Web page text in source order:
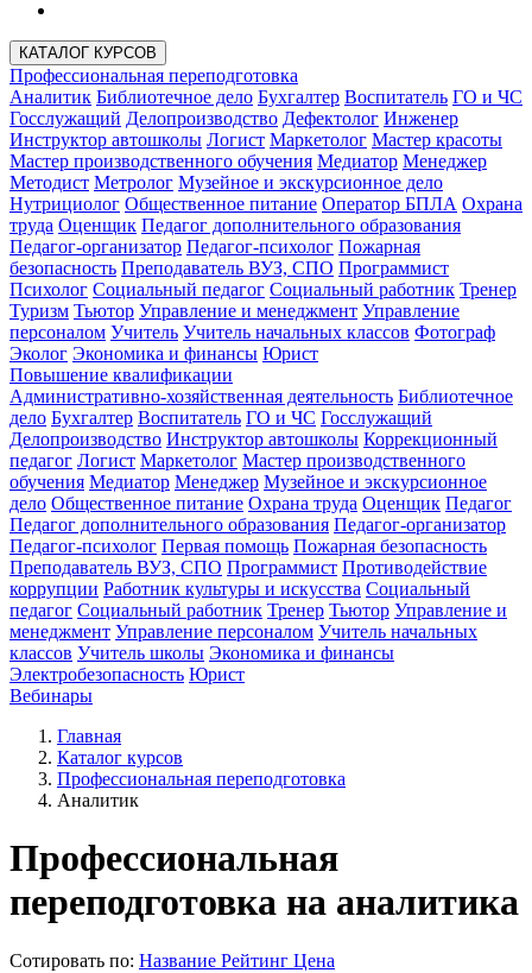
КАТАЛОГ КУРСОВ
Профессиональная переподготовка
Аналитик Библиотечное дело Бухгалтер Воспитатель ГО и ЧС
Госслужащий Делопроизводство Дефектолог Инженер
Инструктор автошколы Логист Маркетолог Мастер красоты
Мастер производственного обучения Медиатор Менеджер
Методист Метролог Музейное и экскурсионное дело
Нутрициолог Общественное питание Оператор БПЛА Охрана
труда Оценщик Педагог дополнительного образования
Педагог-организатор Педагог-психолог Пожарная
безопасность Преподаватель ВУЗ, СПО Программист
Психолог Социальный педагог Социальный работник Тренер
Туризм Тьютор Управление и менеджмент Управление
персоналом Учитель Учитель начальных классов Фотограф
Эколог Экономика и финансы Юрист
Повышение квалификации
Административно-хозяйственная деятельность Библиотечное
дело Бухгалтер Воспитатель ГО и ЧС Госслужащий
Делопроизводство Инструктор автошколы Коррекционный
педагог Логист Маркетолог Мастер производственного
обучения Медиатор Менеджер Музейное и экскурсионное
дело Общественное питание Охрана труда Оценщик Педагог
Педагог дополнительного образования Педагог-организатор
Педагог-психолог Первая помощь Пожарная безопасность
Преподаватель ВУЗ, СПО Программист Противодействие
коррупции Работник культуры и искусства Социальный
педагог Социальный работник Тренер Тьютор Управление и
менеджмент Управление персоналом Учитель начальных
классов Учитель школы Экономика и финансы
Электробезопасность Юрист
Вебинары
Главная
Каталог курсов
Профессиональная переподготовка
Аналитик
Профессиональная
переподготовка на аналитика
Сотировать по: Название Рейтинг Цена